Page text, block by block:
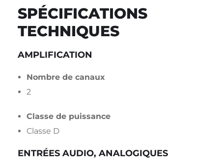
SPÉCIFICATIONS
TECHNIQUES
AMPLIFICATION
Nombre de canaux
2
Classe de puissance
Classe D
ENTRÉES AUDIO, ANALOGIQUES